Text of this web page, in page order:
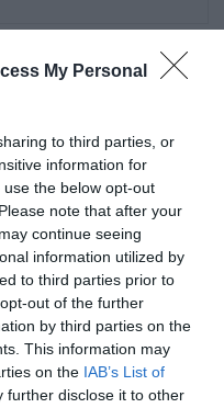
My Personal
to third parties, or
information for
the below opt-out
note that after your
continue seeing
information utilized by
to third parties prior to
out of the further
by third parties on the
This information may
on the IAB’s List of
further disclose it to other
Koka i minst 5
av såsen med
och salt.